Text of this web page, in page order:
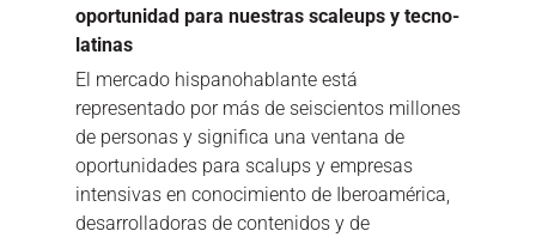
oportunidad para nuestras scaleups y tecno-
latinas
El mercado hispanohablante está
representado por más de seiscientos millones
de personas y significa una ventana de
oportunidades para scalups y empresas
intensivas en conocimiento de Iberoamérica,
desarrolladoras de contenidos y de